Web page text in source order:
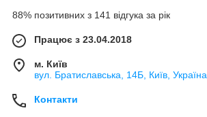
88% позитивних з 141 відгука за рік
Працює з 23.04.2018
м. Київ
вул. Братиславська, 14Б, Київ, Україна
Контакти